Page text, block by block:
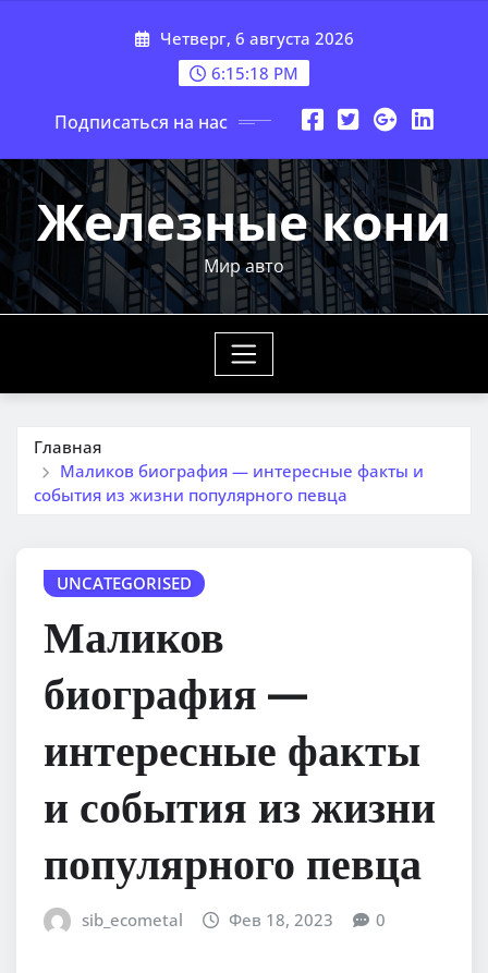
Четверг, 6 августа 2026
6:15:18 PM
Подписаться на нас
Железные кони
Мир авто
Главная
Маликов биография — интересные факты и
события из жизни популярного певца
UNCATEGORISED
Маликов
биография —
интересные факты
и события из жизни
популярного певца
sib_ecometal Фев 18, 2023 0